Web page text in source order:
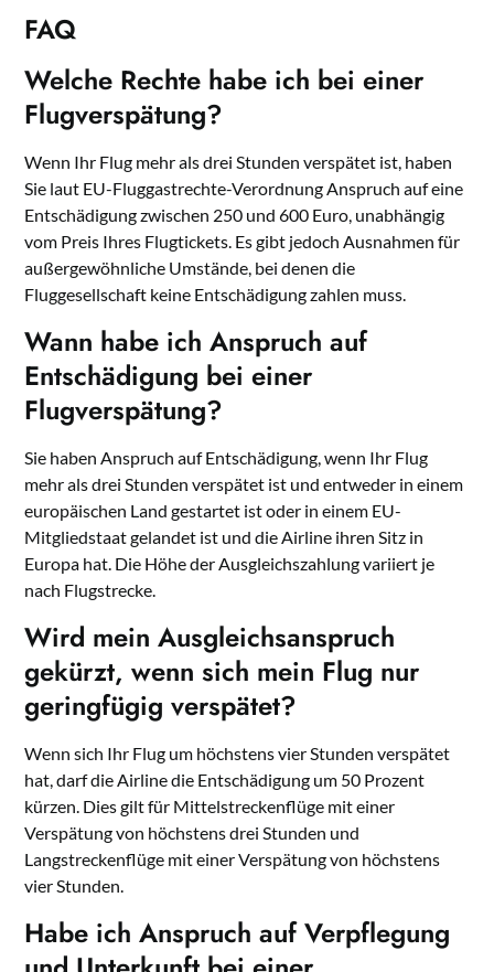
FAQ
Welche Rechte habe ich bei einer
Flugverspätung?
Wenn Ihr Flug mehr als drei Stunden verspätet ist, haben
Sie laut EU-Fluggastrechte-Verordnung Anspruch auf eine
Entschädigung zwischen 250 und 600 Euro, unabhängig
vom Preis Ihres Flugtickets. Es gibt jedoch Ausnahmen für
außergewöhnliche Umstände, bei denen die
Fluggesellschaft keine Entschädigung zahlen muss.
Wann habe ich Anspruch auf
Entschädigung bei einer
Flugverspätung?
Sie haben Anspruch auf Entschädigung, wenn Ihr Flug
mehr als drei Stunden verspätet ist und entweder in einem
europäischen Land gestartet ist oder in einem EU-
Mitgliedstaat gelandet ist und die Airline ihren Sitz in
Europa hat. Die Höhe der Ausgleichszahlung variiert je
nach Flugstrecke.
Wird mein Ausgleichsanspruch
gekürzt, wenn sich mein Flug nur
geringfügig verspätet?
Wenn sich Ihr Flug um höchstens vier Stunden verspätet
hat, darf die Airline die Entschädigung um 50 Prozent
kürzen. Dies gilt für Mittelstreckenflüge mit einer
Verspätung von höchstens drei Stunden und
Langstreckenflüge mit einer Verspätung von höchstens
vier Stunden.
Habe ich Anspruch auf Verpflegung